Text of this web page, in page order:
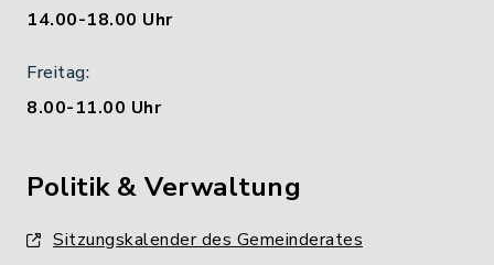
14.00-18.00 Uhr
Freitag:
8.00-11.00 Uhr
Politik & Verwaltung
Sitzungskalender des Gemeinderates